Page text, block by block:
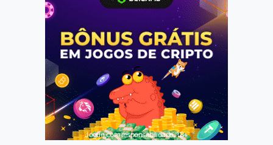
Jogue com responsabilidade. 18+